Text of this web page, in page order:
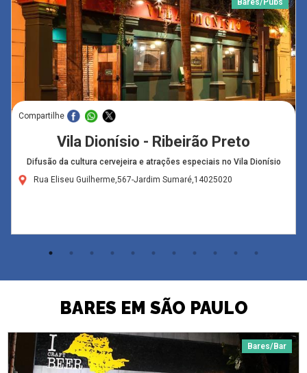
Compartilhe
Vila Dionísio - Ribeirão Preto
Difusão da cultura cervejeira e atrações especiais no Vila Dionísio
Rua Eliseu Guilherme,567-Jardim Sumaré,14025020
BARES EM SÃO PAULO
Bares/Bar